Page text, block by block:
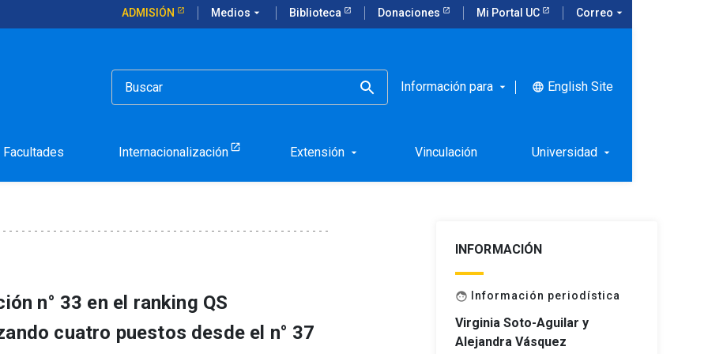
ADMISIÓN Medios arrow_drop_down Biblioteca Donaciones Mi Portal UC Correo arrow_drop_down
Información para arrow_drop_down language English Site
Facultades Internacionalización Extensión arrow_drop_down Vinculación Universidad arrow_drop_down
en QS Graduate
n° 33 en el ranking QS
cuatro puestos desde el n° 37
INFORMACIÓN
face Información periodística
Virginia Soto-Aguilar y
Alejandra Vásquez